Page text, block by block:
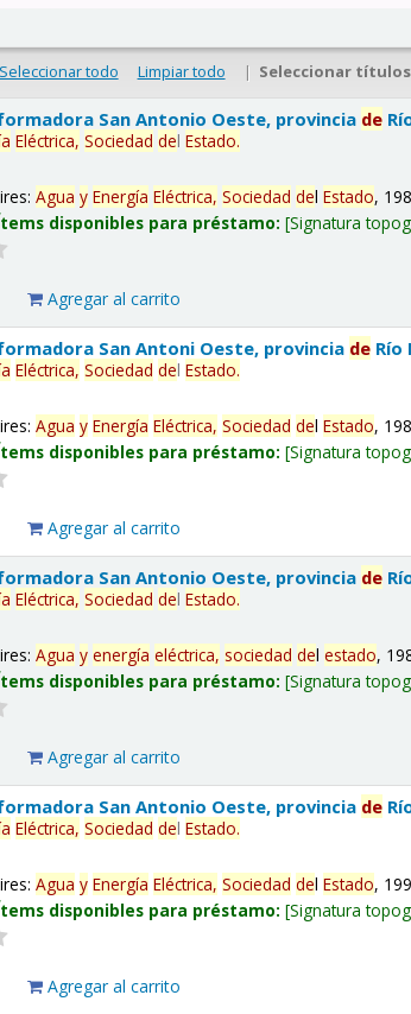
Seleccionar todo Limpiar todo | Seleccionar
San Antonio Oeste, provincia de
Eléctrica, Sociedad delEstado.
Agua y Energía Eléctrica, Sociedad delEstado,
disponibles para préstamo: Signatura
Agregar al carrito
San Antoni Oeste, provincia de Río
Eléctrica, Sociedad delEstado.
Agua y Energía Eléctrica, Sociedad delEstado,
disponibles para préstamo: Signatura
Agregar al carrito
San Antonio Oeste, provincia de
Eléctrica, Sociedad delEstado.
Agua y energía eléctrica, sociedad delestado,
disponibles para préstamo: Signatura
Agregar al carrito
San Antonio Oeste, provincia de
Eléctrica, Sociedad delEstado.
Agua y Energía Eléctrica, Sociedad delEstado,
disponibles para préstamo: Signatura
Agregar al carrito